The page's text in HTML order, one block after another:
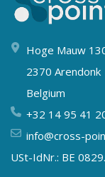
Hoge Mauw
2370 Arendonk
Belgium
+32 14 95 41
info@cross-
USt-IdNr.: BE